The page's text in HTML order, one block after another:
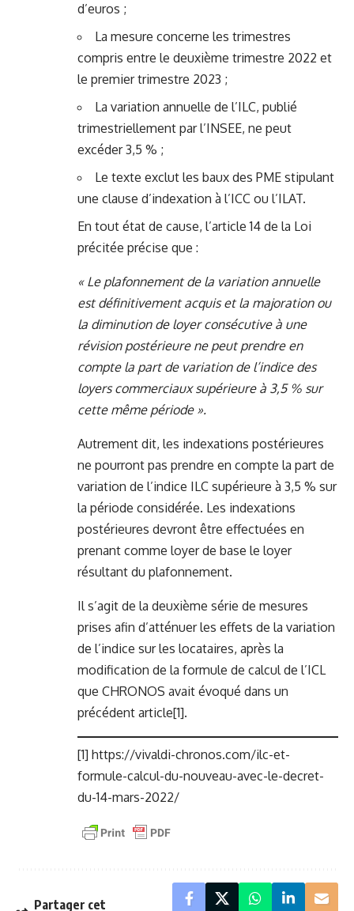
d’euros ;
La mesure concerne les trimestres
compris entre le deuxième trimestre 2022 et
le premier trimestre 2023 ;
La variation annuelle de l’ILC, publié
trimestriellement par l’INSEE, ne peut
excéder 3,5 % ;
Le texte exclut les baux des PME stipulant
une clause d’indexation à l’ICC ou l’ILAT.
En tout état de cause, l’article 14 de la Loi
précitée précise que :
« Le plafonnement de la variation annuelle
est définitivement acquis et la majoration ou
la diminution de loyer consécutive à une
révision postérieure ne peut prendre en
compte la part de variation de l’indice des
loyers commerciaux supérieure à 3,5 % sur
cette même période ».
Autrement dit, les indexations postérieures
ne pourront pas prendre en compte la part de
variation de l’indice ILC supérieure à 3,5 % sur
la période considérée. Les indexations
postérieures devront être effectuées en
prenant comme loyer de base le loyer
résultant du plafonnement.
Il s’agit de la deuxième série de mesures
prises afin d’atténuer les effets de la variation
de l’indice sur les locataires, après la
modification de la formule de calcul de l’ICL
que CHRONOS avait évoqué dans un
précédent article[1].
[1] https://vivaldi-chronos.com/ilc-et-
formule-calcul-du-nouveau-avec-le-decret-
du-14-mars-2022/
Partager cet